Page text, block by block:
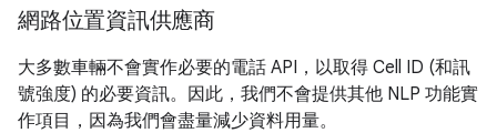
網路位置資訊供應商
大多數車輛不會實作必要的電話 API，以取得 Cell ID (和訊
號強度) 的必要資訊。因此，我們不會提供其他 NLP 功能實
作項目，因為我們會盡量減少資料用量。